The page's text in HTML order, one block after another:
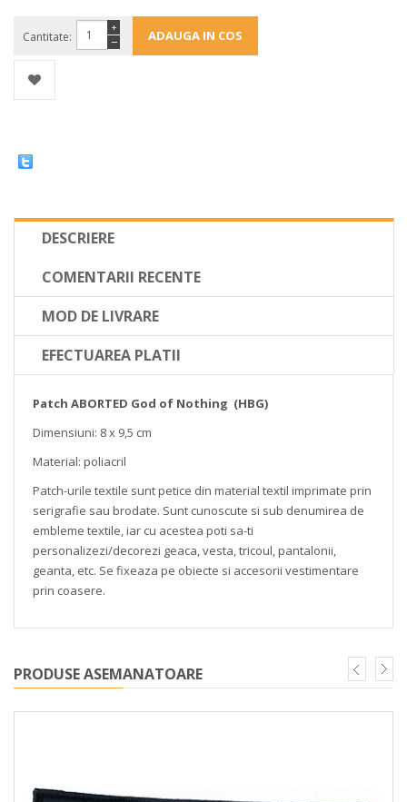
Cantitate: −
+
DESCRIERE
COMENTARII RECENTE
MOD DE LIVRARE
EFECTUAREA PLATII
Patch ABORTED God of Nothing (HBG)
Dimensiuni: 8 x 9,5 cm
Material: poliacril
Patch-urile textile sunt petice din material textil imprimate prin
serigrafie sau brodate. Sunt cunoscute si sub denumirea de
embleme textile, iar cu acestea poti sa-ti
personalizezi/decorezi geaca, vesta, tricoul, pantalonii,
geanta, etc. Se fixeaza pe obiecte si accesorii vestimentare
prin coasere.
PRODUSE ASEMANATOARE